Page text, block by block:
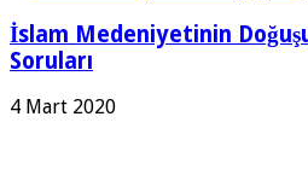
İslam Medeniyetinin
Soruları
4 Mart 2020